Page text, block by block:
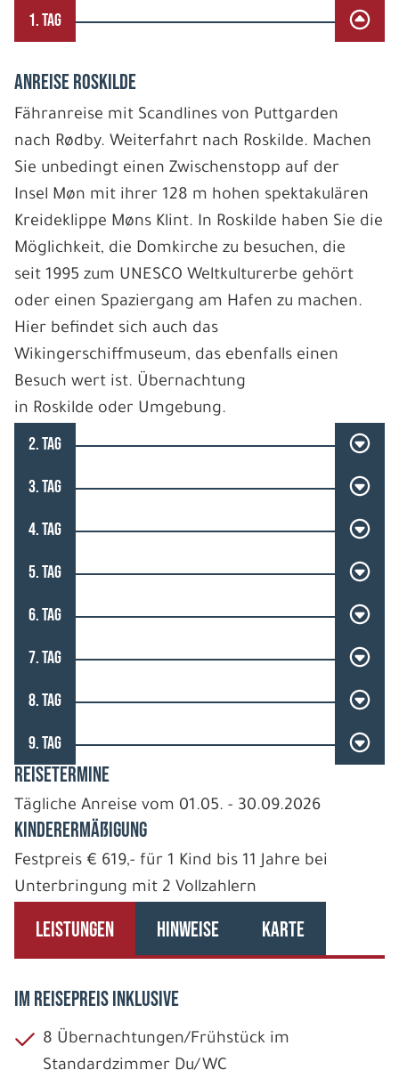
1. TAG
ANREISE ROSKILDE
Fähranreise mit Scandlines von Puttgarden
nach Rødby. Weiterfahrt nach Roskilde. Machen
Sie unbedingt einen Zwischenstopp auf der
Insel Møn mit ihrer 128 m hohen spektakulären
Kreideklippe Møns Klint. In Roskilde haben Sie die
Möglichkeit, die Domkirche zu besuchen, die
seit 1995 zum UNESCO Weltkulturerbe gehört
oder einen Spaziergang am Hafen zu machen.
Hier befindet sich auch das
Wikingerschiffmuseum, das ebenfalls einen
Besuch wert ist. Übernachtung
in Roskilde oder Umgebung.
2. TAG
3. TAG
4. TAG
5. TAG
6. TAG
7. TAG
8. TAG
9. TAG
REISETERMINE
Tägliche Anreise vom 01.05. - 30.09.2026
Kinderermäßigung
Festpreis € 619,- für 1 Kind bis 11 Jahre bei
Unterbringung mit 2 Vollzahlern
LEISTUNGEN HINWEISE KARTE
IM REISEPREIS INKLUSIVE
8 Übernachtungen/Frühstück im
Standardzimmer Du/WC